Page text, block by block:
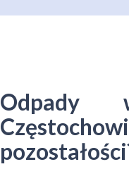
Odpady